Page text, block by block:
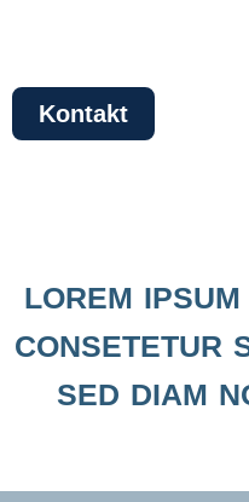
Kontakt
LOREM
CONSETETUR
SED DIAM